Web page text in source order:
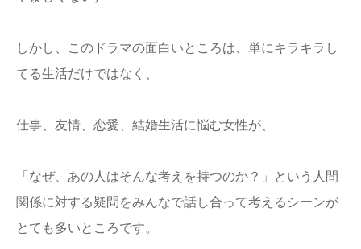
しかし、このドラマの面白いところは、単にキラキラし
てる生活だけではなく、
仕事、友情、恋愛、結婚生活に悩む女性が、
「なぜ、あの人はそんな考えを持つのか？」という人間
関係に対する疑問をみんなで話し合って考えるシーンが
とても多いところです。